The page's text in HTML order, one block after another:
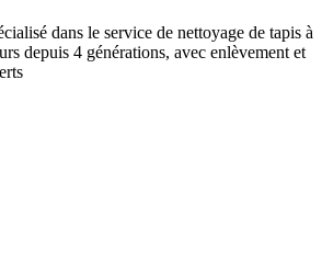
dans le service de nettoyage de tapis à
depuis 4 générations, avec enlèvement et